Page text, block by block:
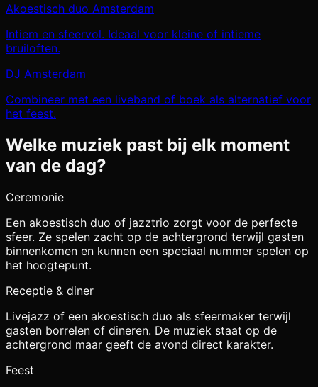
Akoestisch duo Amsterdam
Intiem en sfeervol. Ideaal voor kleine of intieme
bruiloften.
DJ Amsterdam
Combineer met een liveband of boek als alternatief voor
het feest.
Welke muziek past bij elk moment
van de dag?
Ceremonie
Een akoestisch duo of jazztrio zorgt voor de perfecte
sfeer. Ze spelen zacht op de achtergrond terwijl gasten
binnenkomen en kunnen een speciaal nummer spelen op
het hoogtepunt.
Receptie & diner
Livejazz of een akoestisch duo als sfeermaker terwijl
gasten borrelen of dineren. De muziek staat op de
achtergrond maar geeft de avond direct karakter.
Feest